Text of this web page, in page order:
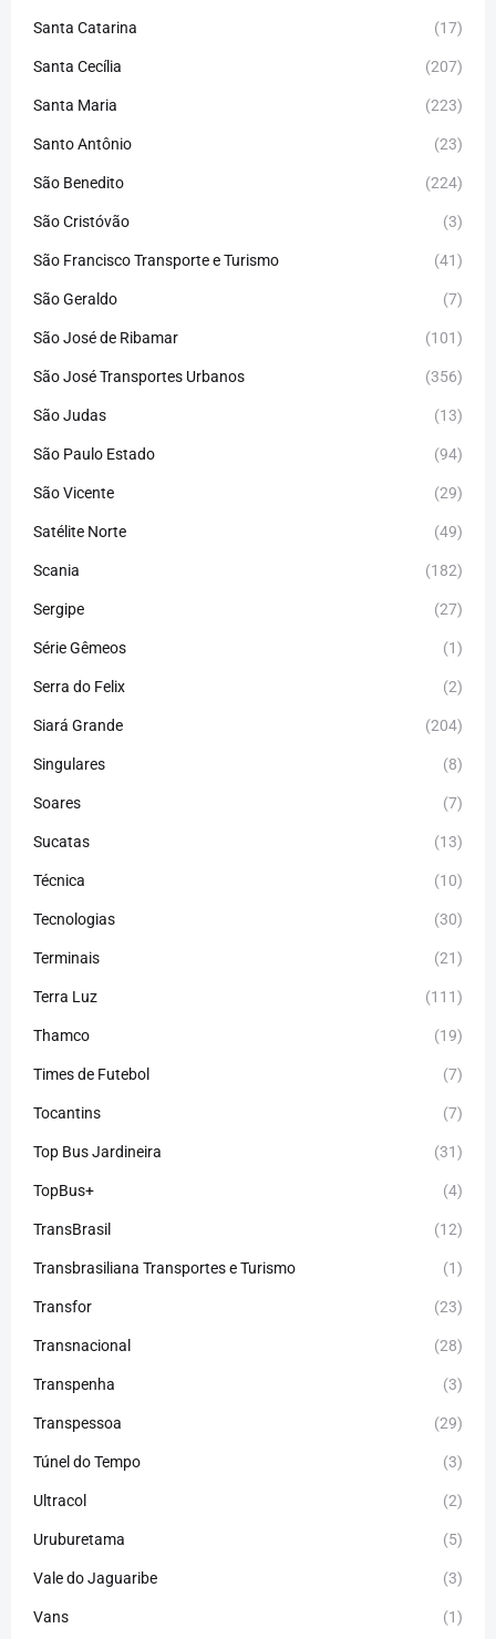
Santa Catarina (17)
Santa Cecília (207)
Santa Maria (223)
Santo Antônio (23)
São Benedito (224)
São Cristóvão (3)
São Francisco Transporte e Turismo (41)
São Geraldo (7)
São José de Ribamar (101)
São José Transportes Urbanos (356)
São Judas (13)
São Paulo Estado (94)
São Vicente (29)
Satélite Norte (49)
Scania (182)
Sergipe (27)
Série Gêmeos (1)
Serra do Felix (2)
Siará Grande (204)
Singulares (8)
Soares (7)
Sucatas (13)
Técnica (10)
Tecnologias (30)
Terminais (21)
Terra Luz (111)
Thamco (19)
Times de Futebol (7)
Tocantins (7)
Top Bus Jardineira (31)
TopBus+ (4)
TransBrasil (12)
Transbrasiliana Transportes e Turismo (1)
Transfor (23)
Transnacional (28)
Transpenha (3)
Transpessoa (29)
Túnel do Tempo (3)
Ultracol (2)
Uruburetama (5)
Vale do Jaguaribe (3)
Vans (1)